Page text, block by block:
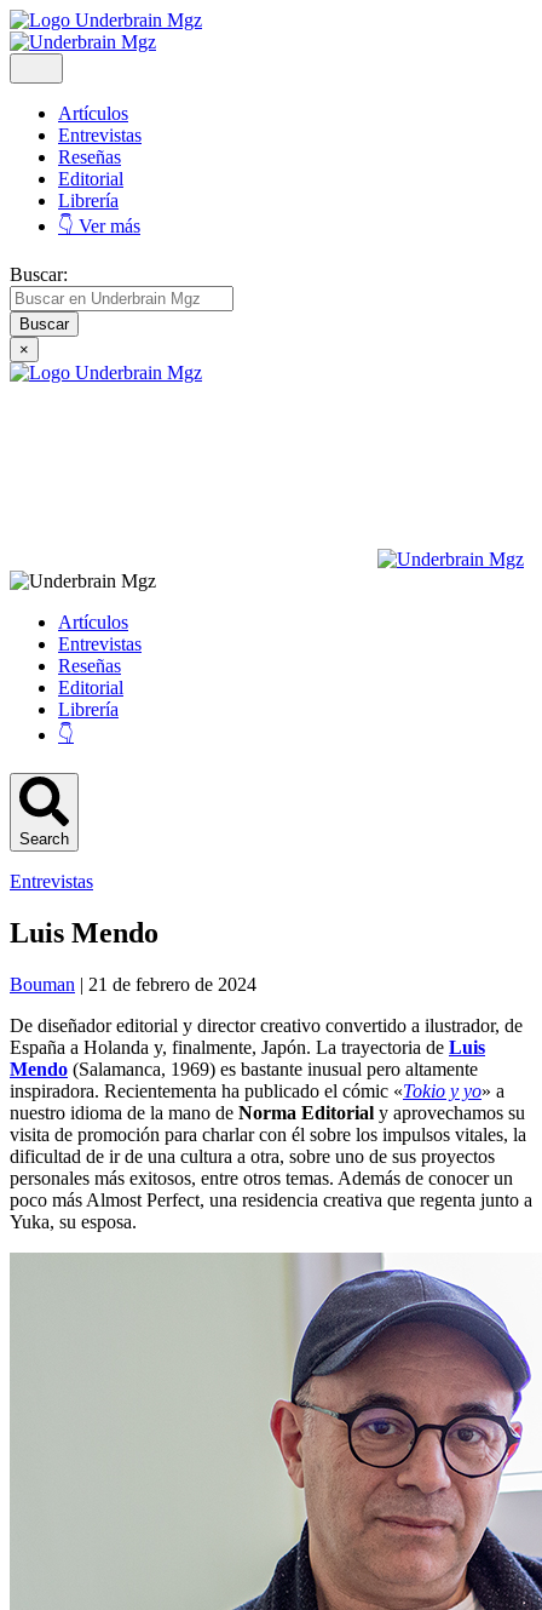
Artículos
Entrevistas
Reseñas
Editorial
Librería
👇 Ver más
Buscar:
×
Artículos
Entrevistas
Reseñas
Editorial
Librería
👇
Search
Entrevistas
Luis Mendo
Bouman | 21 de febrero de 2024
De diseñador editorial y director creativo convertido a ilustrador, de
España a Holanda y, finalmente, Japón. La trayectoria de Luis
Mendo (Salamanca, 1969) es bastante inusual pero altamente
inspiradora. Recientementa ha publicado el cómic «Tokio y yo» a
nuestro idioma de la mano de Norma Editorial y aprovechamos su
visita de promoción para charlar con él sobre los impulsos vitales, la
dificultad de ir de una cultura a otra, sobre uno de sus proyectos
personales más exitosos, entre otros temas. Además de conocer un
poco más Almost Perfect, una residencia creativa que regenta junto a
Yuka, su esposa.